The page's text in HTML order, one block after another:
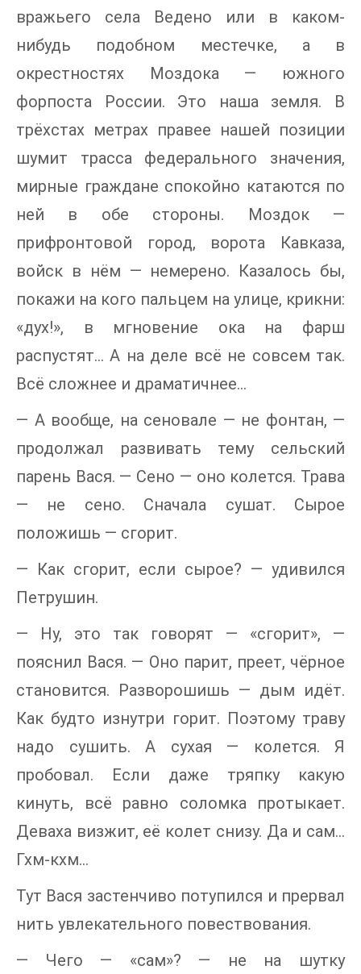
вражьего села Ведено или в каком-
нибудь подобном местечке, а в
окрестностях Моздока — южного
форпоста России. Это наша земля. В
трёхстах метрах правее нашей позиции
шумит трасса федерального значения,
мирные граждане спокойно катаются по
ней в обе стороны. Моздок —
прифронтовой город, ворота Кавказа,
войск в нём — немерено. Казалось бы,
покажи на кого пальцем на улице, крикни:
«дух!», в мгновение ока на фарш
распустят... А на деле всё не совсем так.
Всё сложнее и драматичнее...
— А вообще, на сеновале — не фонтан, —
продолжал развивать тему сельский
парень Вася. — Сено — оно колется. Трава
— не сено. Сначала сушат. Сырое
положишь — сгорит.
— Как сгорит, если сырое? — удивился
Петрушин.
— Ну, это так говорят — «сгорит», —
пояснил Вася. — Оно парит, преет, чёрное
становится. Разворошишь — дым идёт.
Как будто изнутри горит. Поэтому траву
надо сушить. А сухая — колется. Я
пробовал. Если даже тряпку какую
кинуть, всё равно соломка протыкает.
Деваха визжит, её колет снизу. Да и сам...
Гхм-кхм...
Тут Вася застенчиво потупился и прервал
нить увлекательного повествования.
— Чего — «сам»? — не на шутку